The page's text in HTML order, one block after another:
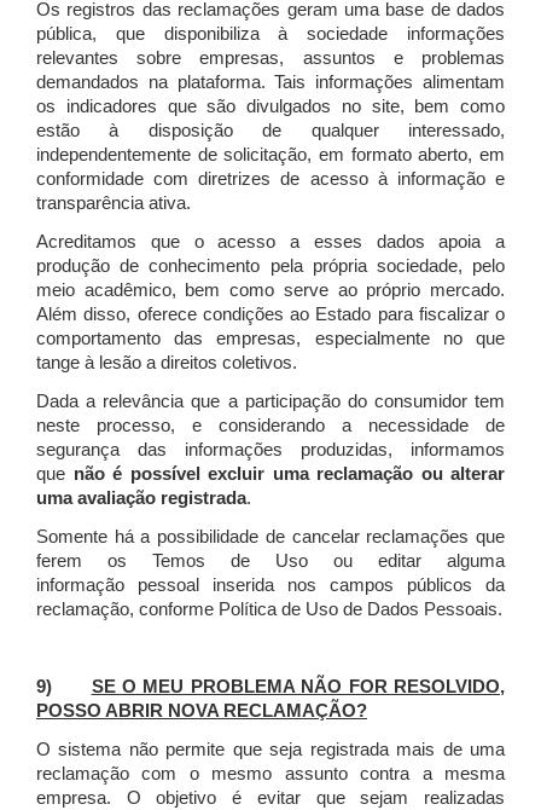
Os registros das reclamações geram uma base de dados
pública, que disponibiliza à sociedade informações
relevantes sobre empresas, assuntos e problemas
demandados na plataforma. Tais informações alimentam
os indicadores que são divulgados no site, bem como
estão à disposição de qualquer interessado,
independentemente de solicitação, em formato aberto, em
conformidade com diretrizes de acesso à informação e
transparência ativa.
Acreditamos que o acesso a esses dados apoia a
produção de conhecimento pela própria sociedade, pelo
meio acadêmico, bem como serve ao próprio mercado.
Além disso, oferece condições ao Estado para fiscalizar o
comportamento das empresas, especialmente no que
tange à lesão a direitos coletivos.
Dada a relevância que a participação do consumidor tem
neste processo, e considerando a necessidade de
segurança das informações produzidas, informamos
que não é possível excluir uma reclamação ou alterar
uma avaliação registrada.
Somente há a possibilidade de cancelar reclamações que
ferem os Temos de Uso ou editar alguma
informação pessoal inserida nos campos públicos da
reclamação, conforme Política de Uso de Dados Pessoais.
9) SE O MEU PROBLEMA NÃO FOR RESOLVIDO,
POSSO ABRIR NOVA RECLAMAÇÃO?
O sistema não permite que seja registrada mais de uma
reclamação com o mesmo assunto contra a mesma
empresa. O objetivo é evitar que sejam realizadas